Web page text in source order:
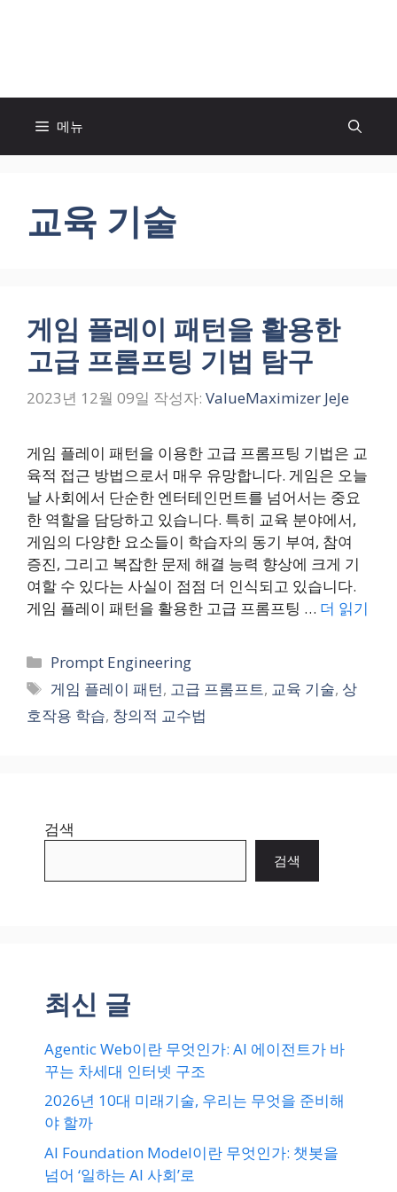
건
메뉴
교육 기술
게임 플레이 패턴을 활용한
고급 프롬프팅 기법 탐구
2023년 12월 09일 작성자: ValueMaximizer JeJe
게임 플레이 패턴을 이용한 고급 프롬프팅 기법은 교
육적 접근 방법으로서 매우 유망합니다. 게임은 오늘
날 사회에서 단순한 엔터테인먼트를 넘어서는 중요
한 역할을 담당하고 있습니다. 특히 교육 분야에서,
게임의 다양한 요소들이 학습자의 동기 부여, 참여
증진, 그리고 복잡한 문제 해결 능력 향상에 크게 기
여할 수 있다는 사실이 점점 더 인식되고 있습니다.
게임 플레이 패턴을 활용한 고급 프롬프팅 … 더 읽기
카
테
고
리
Prompt Engineering
태
그
게임 플레이 패턴, 고급 프롬프트, 교육 기술, 상
호작용 학습, 창의적 교수법
검색
검색
최신 글
Agentic Web이란 무엇인가: AI 에이전트가 바
꾸는 차세대 인터넷 구조
2026년 10대 미래기술, 우리는 무엇을 준비해
야 할까
AI Foundation Model이란 무엇인가: 챗봇을
넘어 ‘일하는 AI 사회’로